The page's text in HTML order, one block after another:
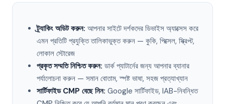
ট্র্যাকিং অডিট করুন: আপনার সাইটে দর্শকদের ডিভাইস অ্যাক্সেস করে
এমন প্রতিটি প্রযুক্তি তালিকাভুক্ত করুন — কুকি, পিক্সেল, স্ক্রিপ্ট,
লোকাল স্টোরেজ
প্রকৃত সম্মতি নিশ্চিত করুন: ডার্ক প্যাটার্নের জন্য আপনার ব্যানার
পর্যালোচনা করুন — সমান বোতাম, স্পষ্ট ভাষা, সহজ প্রত্যাখ্যান
সার্টিফাইড CMP বেছে নিন: Google সার্টিফাইড, IAB-নিবন্ধিত